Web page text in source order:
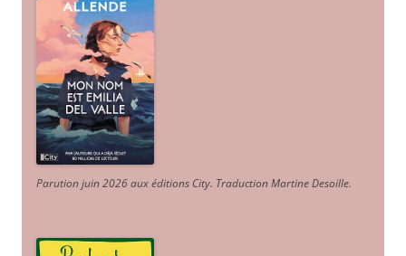
Parution juin 2026 aux éditions City. Traduction Martine Desoille.